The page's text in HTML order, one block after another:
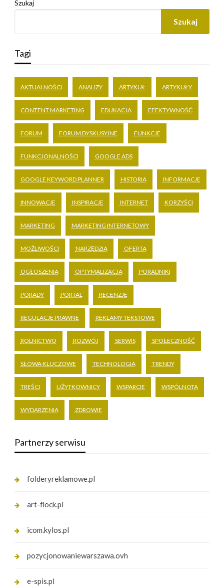
Szukaj
Szukaj
Tagi
AKTUALNOŚCI ANALIZY ARTYKUŁ ARTYKUŁY
CONTENT MARKETING EDUKACJA EFEKTYWNOŚĆ
FORUM FORUM DYSKUSYJNE FUNKCJE
FUNKCJONALNOŚCI GOOGLE ADS
GOOGLE KEYWORD PLANNER HISTORIA INFORMACJE
INNOWACJE INSPIRACJE INTERNET KORZYŚCI
MARKETING MARKETING INTERNETOWY
MOŻLIWOŚCI NARZĘDZIA OFERTA
OGŁOSZENIA OPTYMALIZACJA PORADNIKI
PORADY PORTAL RECENZJE
REGULACJE PRAWNE REKLAMY TEKSTOWE
ROLNICTWO ROZWÓJ SERWIS SPOŁECZNOŚĆ
SŁOWA KLUCZOWE TECHNOLOGIA TRENDY
TREŚCI UŻYTKOWNICY WSPARCIE WSPÓLNOTA
WYDARZENIA ZDROWIE
Partnerzy serwisu
folderyreklamowe.pl
art-flock.pl
icom.kylos.pl
pozycjonowaniewarszawa.ovh
e-spis.pl